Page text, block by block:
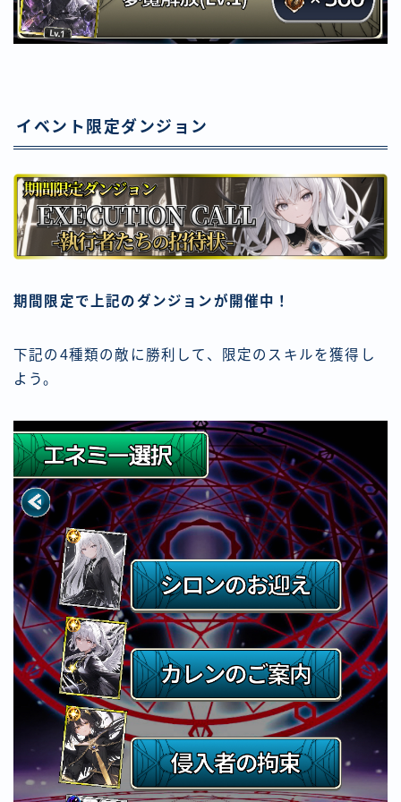
イベント限定ダンジョン
期間限定で上記のダンジョンが開催中！
下記の4種類の敵に勝利して、限定のスキルを獲得し
よう。